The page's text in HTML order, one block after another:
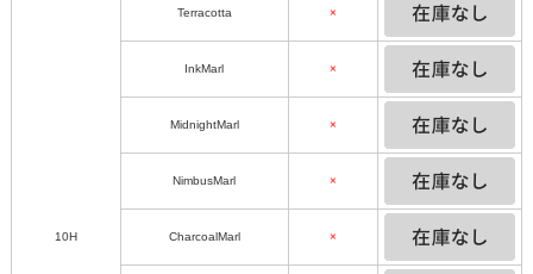
10H
Terracotta ×
InkMarl ×
MidnightMarl ×
NimbusMarl ×
CharcoalMarl ×